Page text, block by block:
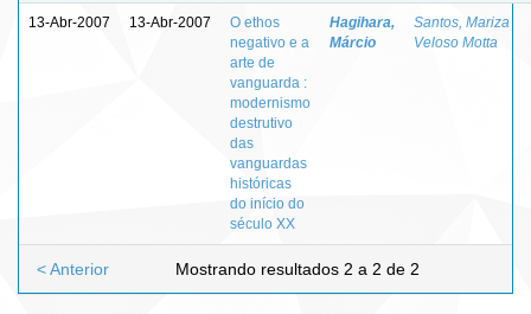
13-Abr-2007 13-Abr-2007
O ethos
negativo e a
arte de
vanguarda :
modernismo
destrutivo
das
vanguardas
históricas
do início do
século XX
Hagihara,
Márcio
Santos, Mariza
Veloso Motta
Mostrando resultados 2 a 2 de 2
< Anterior